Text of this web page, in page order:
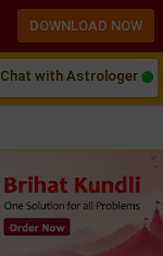
Chat with Astrologer
DOWNLOAD NOW